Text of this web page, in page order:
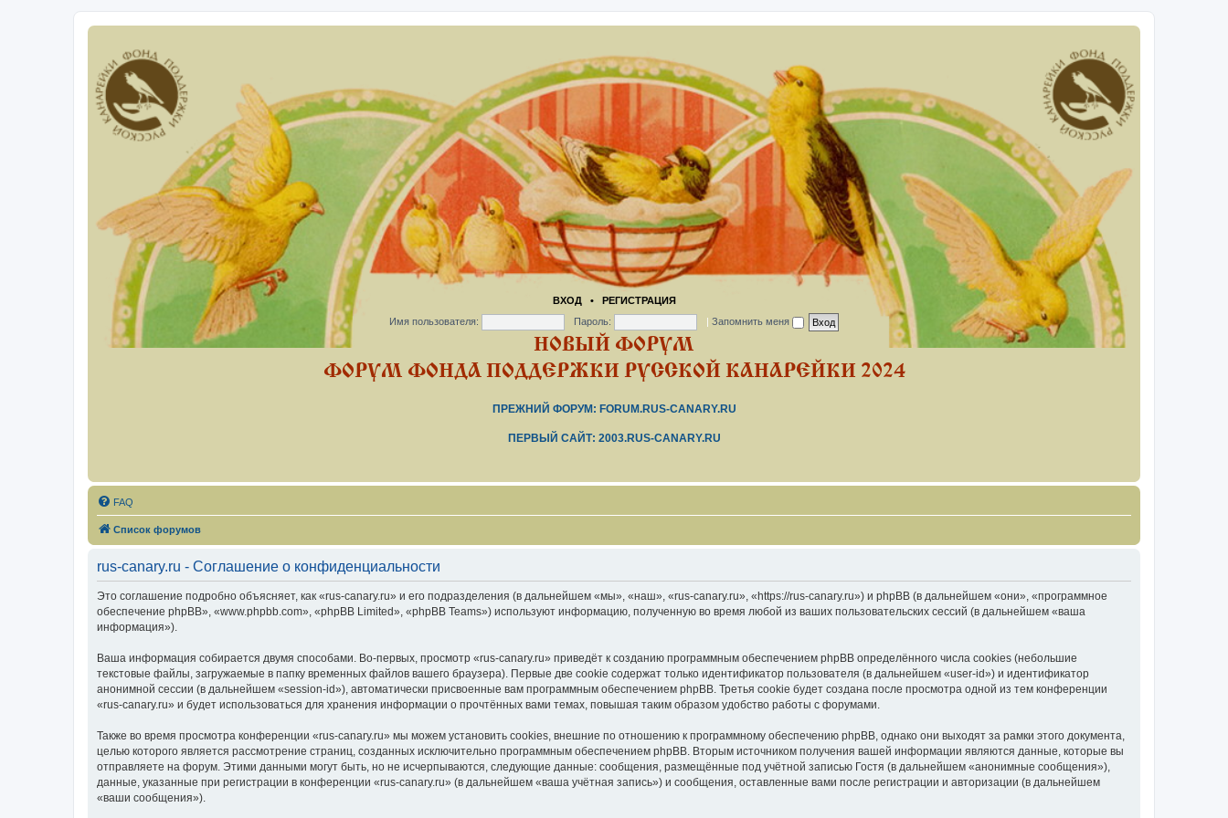
ВХОД• РЕГИСТРАЦИЯ
Имя пользователя:
Пароль: | Запомнить меня
НОВЫЙ ФОРУМ
ФОРУМ ФОНДА ПОДДЕРЖКИ РУССКОЙ КАНАРЕЙКИ 2024
ПРЕЖНИЙ ФОРУМ: FORUM.RUS-CANARY.RU
ПЕРВЫЙ САЙТ: 2003.RUS-CANARY.RU
FAQ
Список форумов
rus-canary.ru - Соглашение о конфиденциальности
Это соглашение подробно объясняет, как «rus-canary.ru» и его подразделения (в дальнейшем «мы», «наш», «rus-canary.ru», «https://rus-canary.ru») и phpBB (в дальнейшем «они», «программное
обеспечение phpBB», «www.phpbb.com», «phpBB Limited», «phpBB Teams») используют информацию, полученную во время любой из ваших пользовательских сессий (в дальнейшем «ваша
информация»).
Ваша информация собирается двумя способами. Во-первых, просмотр «rus-canary.ru» приведёт к созданию программным обеспечением phpBB определённого числа cookies (небольшие
текстовые файлы, загружаемые в папку временных файлов вашего браузера). Первые две cookie содержат только идентификатор пользователя (в дальнейшем «user-id») и идентификатор
анонимной сессии (в дальнейшем «session-id»), автоматически присвоенные вам программным обеспечением phpBB. Третья cookie будет создана после просмотра одной из тем конференции
«rus-canary.ru» и будет использоваться для хранения информации о прочтённых вами темах, повышая таким образом удобство работы с форумами.
Также во время просмотра конференции «rus-canary.ru» мы можем установить cookies, внешние по отношению к программному обеспечению phpBB, однако они выходят за рамки этого документа,
целью которого является рассмотрение страниц, созданных исключительно программным обеспечением phpBB. Вторым источником получения вашей информации являются данные, которые вы
отправляете на форум. Этими данными могут быть, но не исчерпываются, следующие данные: сообщения, размещённые под учётной записью Гостя (в дальнейшем «анонимные сообщения»),
данные, указанные при регистрации в конференции «rus-canary.ru» (в дальнейшем «ваша учётная запись») и сообщения, оставленные вами после регистрации и авторизации (в дальнейшем
«ваши сообщения»).